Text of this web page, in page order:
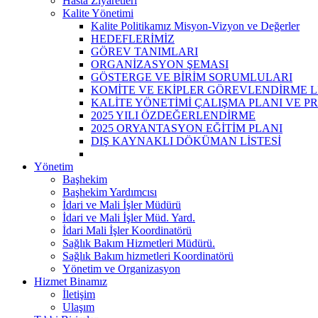
Kalite Yönetimi
Kalite Politikamız Misyon-Vizyon ve Değerler
HEDEFLERİMİZ
GÖREV TANIMLARI
ORGANİZASYON ŞEMASI
GÖSTERGE VE BİRİM SORUMLULARI
KOMİTE VE EKİPLER GÖREVLENDİRME
KALİTE YÖNETİMİ ÇALIŞMA PLANI VE
2025 YILI ÖZDEĞERLENDİRME
2025 ORYANTASYON EĞİTİM PLANI
DIŞ KAYNAKLI DÖKÜMAN LİSTESİ
Yönetim
Başhekim
Başhekim Yardımcısı
İdari ve Mali İşler Müdürü
İdari ve Mali İşler Müd. Yard.
İdari Mali İşler Koordinatörü
Sağlık Bakım Hizmetleri Müdürü.
Sağlık Bakım hizmetleri Koordinatörü
Yönetim ve Organizasyon
Hizmet Binamız
İletişim
Ulaşım